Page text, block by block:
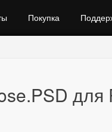
Покупка
для